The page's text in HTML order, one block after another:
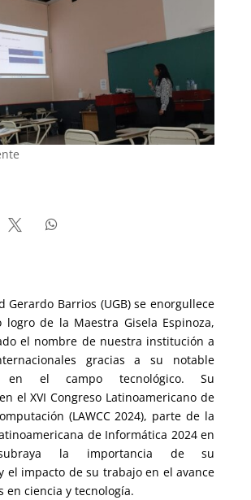
 
Gerardo Barrios (UGB) se enorgullece
logro de la Maestra Gisela Espinoza,
el nombre de nuestra institución a
gracias a su notable
en el campo tecnológico. Su
el XVI Congreso Latinoamericano de
(LAWCC 2024), parte de la
de Informática 2024 en
la importancia de su
el impacto de su trabajo en el avance
en ciencia y tecnología.